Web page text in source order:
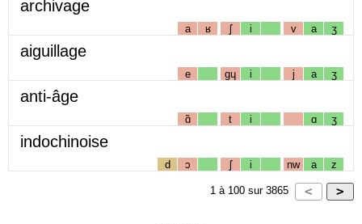
archivage
a ʁ ʃ i v a ʒ
aiguillage
e gɥ i j a ʒ
anti-âge
ɑ̃ t i ɑ ʒ
indochinoise
d ɔ ʃ i nw a z
1 à 100 sur 3865